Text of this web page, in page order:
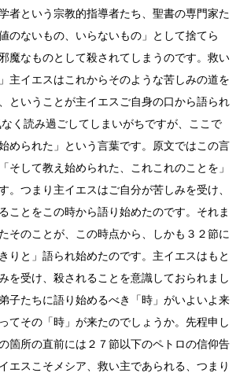
者という宗教的指導者たち、聖書の専門家た
のないもの、いらないもの」として捨てら
魔なものとして殺されてしまうのです。救い
主イエスはこれからそのような苦しみの道を
ということが主イエスご自身の口から語られ
く読み過ごしてしまいがちですが、ここで
められた」という言葉です。原文ではこの言
そして教え始められた、これこれのことを」
。つまり主イエスはご自分が苦しみを受け、
ことをこの時から語り始めたのです。それま
そのことが、この時点から、しかも３２節に
りと」語られ始めたのです。主イエスはもと
を受け、殺されることを意識しておられまし
子たちに語り始めるべき「時」がいよいよ来
てその「時」が来たのでしょうか。先程申し
箇所の直前には２７節以下のペトロの信仰告
エスこそメシア、救い主であられる、つまり